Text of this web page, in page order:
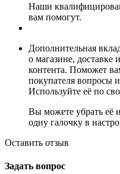
Наши
вам помогут.
Дополнительная
о магазине, доставке
контента. Поможет
покупателя вопросы
Используйте её по
Вы можете убрать её
одну галочку в
Оставить отзыв
Задать вопрос